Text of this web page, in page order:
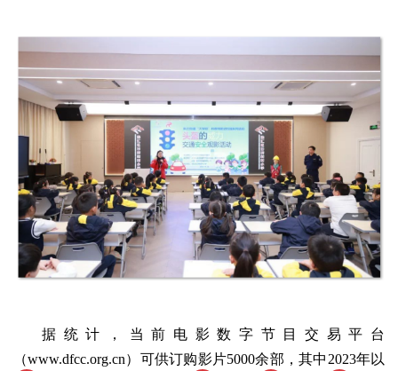
据统计，当前电影数字节目交易平台
（www.dfcc.org.cn）可供订购影片5000余部，其中2023年以